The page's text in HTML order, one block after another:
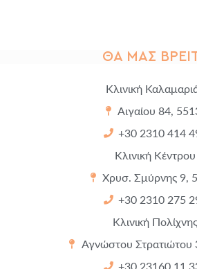
ΘΑ ΜΑΣ
Κλινική
Αιγαίου 84,
+30 2310 414
Κλινική Κέντρου
Χρυσ. Σμύρνης 9,
+30 2310 275
Κλινική Πολίχνης
Αγνώστου Στρατιώτου
+30 23160 11